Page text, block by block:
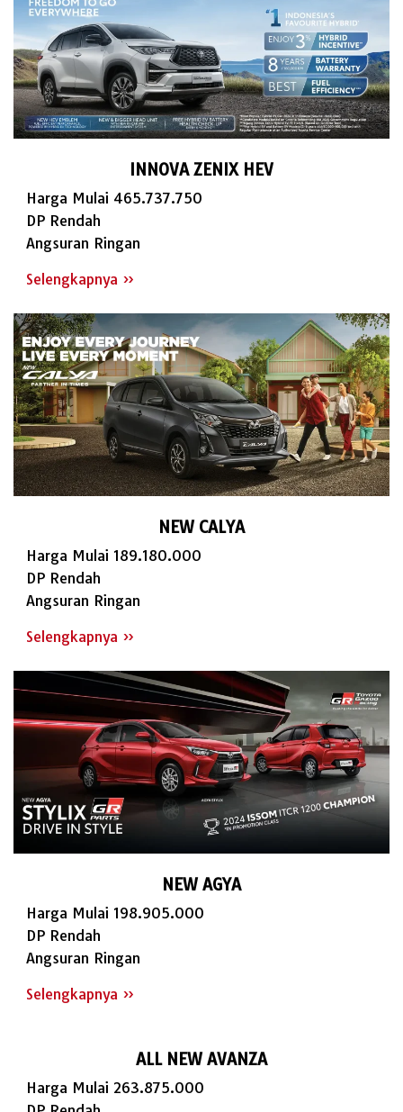
INNOVA ZENIX HEV
Harga Mulai 465.737.750
DP Rendah
Angsuran Ringan
Selengkapnya »
NEW CALYA
Harga Mulai 189.180.000
DP Rendah
Angsuran Ringan
Selengkapnya »
NEW AGYA
Harga Mulai 198.905.000
DP Rendah
Angsuran Ringan
Selengkapnya »
ALL NEW AVANZA
Harga Mulai 263.875.000